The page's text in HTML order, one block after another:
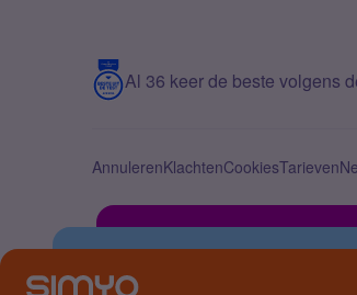
Al 36 keer de beste volgens
AnnulerenKlachtenCookiesTarieven